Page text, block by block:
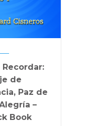
Recordar:
de
Paz de
–
Book